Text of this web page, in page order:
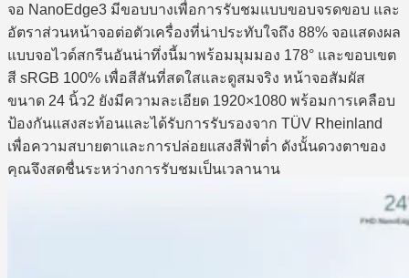
จอ NanoEdge3 มีขอบบางเพื่อการรับชมแบบขอบจรดขอบ และ
อัตราส่วนหน้าจอต่อตัวเครื่องที่น่าประทับใจถึง 88% จอแสดงผล
แบบจอไวด์สกรีนอันน่าทึ่งนี้มาพร้อมมุมมอง 178° และขอบเขต
สี sRGB 100% เพื่อสีสันที่สดใสและดูสมจริง หน้าจอสัมผัส
ขนาด 24 นิ้ว2 ยังมีความละเอียด 1920×1080 พร้อมการเคลือบ
ป้องกันแสงสะท้อนและได้รับการรับรองจาก TÜV Rheinland
เพื่อความสบายตาและการปล่อยแสงสีฟ้าต่ำ ดังนั้นดวงตาของ
คุณจึงสดชื่นระหว่างการรับชมเป็นเวลานาน